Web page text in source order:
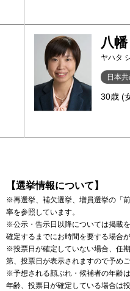
八
ヤハタ
日本
30歳 (
【選挙情報について】
※再選挙、補欠選挙、増員選挙の「
率を参照しています。
※公示・告示日以降については掲載
確定するまでにお時間を要する場合
※投票日が確定していない場合、任
第、投票日が表示されますので予めご
※予想される顔ぶれ・候補者の年齢
年齢、投票日が確定している場合は